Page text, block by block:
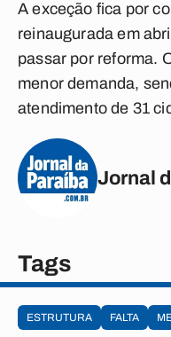
A exceção fica por
reinaugurada em
passar por reforma.
menor demanda,
atendimento de 31
Jornal
Tags
ESTRUTURA FALTA